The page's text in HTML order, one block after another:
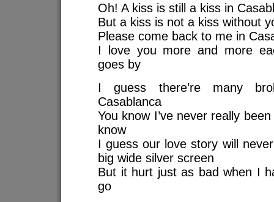
Oh! A kiss is still a kiss in
But a kiss is not a kiss without
Please come back to me in
I love you more and more
goes by
I guess there’re many
Casablanca
You know I’ve never really
know
I guess our love story will
big wide silver screen
But it hurt just as bad when I
go